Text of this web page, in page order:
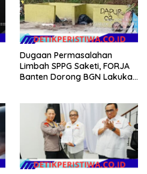
Dugaan Permasalahan
Limbah SPPG Saketi, FORJA
Banten Dorong BGN Lakukan